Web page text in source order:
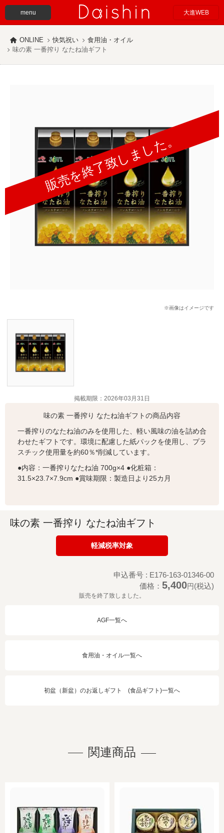
menu 大進WEB
ONLINE 快気祝い
食用油・オイル
味の素 一番搾り なたね油ギフト
販売を終了致しました。
※画像はイメージです
掲載期限：2026年03月31日
味の素 一番搾り なたね油ギフトの商品内容
一番搾りのなたね油のみを使用した、軽い風味の油を詰め合
わせたギフトです。環境に配慮した紙パックを使用し、プラ
スチック使用量を約60％*削減しています。
●内容：一番搾りなたね油 700g×4 ●化粧箱：
31.5×23.7×7.9cm ●賞味期限：製造日より25カ月
味の素 一番搾り なたね油ギフト
軽減税率対象
申込番号 : E176-163-01346-00
価格： 5,400円(税込)
販売を終了致しました。
AGF一覧へ
食用油・オイル一覧へ
初盆（新盆）のお返しギフト (食品ギフト)一覧へ
関連商品